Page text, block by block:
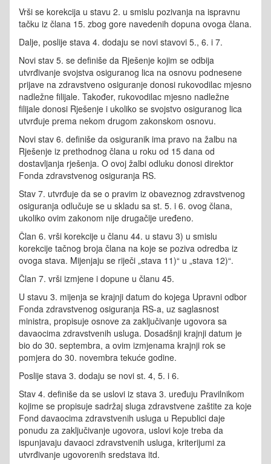
Vrši se korekcija u stavu 2. u smislu pozivanja na ispravnu
tačku iz člana 15. zbog gore navedenih dopuna ovoga člana.
Dalje, poslije stava 4. dodaju se novi stavovi 5., 6. i 7.
Novi stav 5. se definiše da Rješenje kojim se odbija
utvrđivanje svojstva osiguranog lica na osnovu podnesene
prijave na zdravstveno osiguranje donosi rukovodilac mjesno
nadležne filijale. Također, rukovodilac mjesno nadležne
filijale donosi Rješenje i ukoliko se svojstvo osiguranog lica
utvrđuje prema nekom drugom zakonskom osnovu.
Novi stav 6. definiše da osiguranik ima pravo na žalbu na
Rješenje iz prethodnog člana u roku od 15 dana od
dostavljanja rješenja. O ovoj žalbi odluku donosi direktor
Fonda zdravstvenog osiguranja RS.
Stav 7. utvrđuje da se o pravim iz obaveznog zdravstvenog
osiguranja odlučuje se u skladu sa st. 5. i 6. ovog člana,
ukoliko ovim zakonom nije drugačije uređeno.
Član 6. vrši korekcije u članu 44. u stavu 3) u smislu
korekcije tačnog broja člana na koje se poziva odredba iz
ovoga stava. Mijenjaju se riječi „stava 11)“ u „stava 12)“.
Član 7. vrši izmjene i dopune u članu 45.
U stavu 3. mijenja se krajnji datum do kojega Upravni odbor
Fonda zdravstvenog osiguranja RS-a, uz saglasnost
ministra, propisuje osnove za zaključivanje ugovora sa
davaocima zdravstvenih usluga. Dosadšnji krajnji datum je
bio do 30. septembra, a ovim izmjenama krajnji rok se
pomjera do 30. novembra tekuće godine.
Poslije stava 3. dodaju se novi st. 4, 5. i 6.
Stav 4. definiše da se uslovi iz stava 3. uređuju Pravilnikom
kojime se propisuje sadržaj sluga zdravstvene zaštite za koje
Fond davaocima zdravstvenih usluga u Republici daje
ponudu za zaključivanje ugovora, uslovi koje treba da
ispunjavaju davaoci zdravstvenih usluga, kriterijumi za
utvrđivanje ugovorenih sredstava itd.